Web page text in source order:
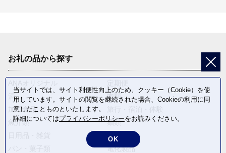
お礼の品から探す
酒
肉類
加工食品
魚介類
麺類
野菜
電化製品
当サイトでは、サイト利便性向上のため、クッキー（Cookie）を使
用しています。サイトの閲覧を継続された場合、Cookieの利用に同
意したことものといたします。
詳細についてはプライバシーポリシーをお読みください。
OK